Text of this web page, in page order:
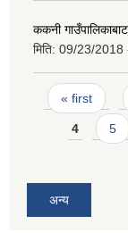
ककनी
मिति: 09/23/2018
Pages
« first
4 5
अन्य